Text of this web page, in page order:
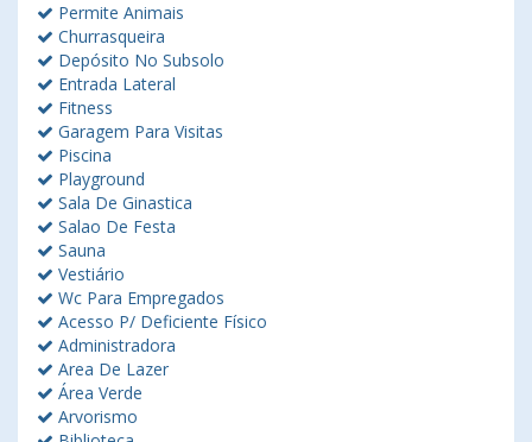
Permite Animais
Churrasqueira
Depósito No Subsolo
Entrada Lateral
Fitness
Garagem Para Visitas
Piscina
Playground
Sala De Ginastica
Salao De Festa
Sauna
Vestiário
Wc Para Empregados
Acesso P/ Deficiente Físico
Administradora
Area De Lazer
Área Verde
Arvorismo